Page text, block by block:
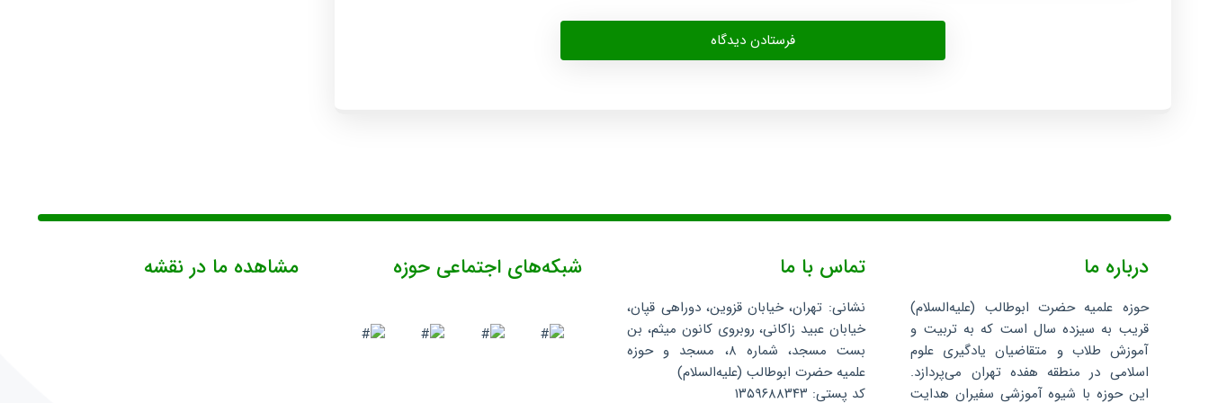
درباره ما
حوزه علمیه حضرت ابوطالب (علیه‌السلام)
قریب به سیزده سال است که به تربیت و
آموزش طلاب و متقاضیان یادگیری علوم
اسلامی در منطقه هفده تهران می‌پردازد.
این حوزه با شیوه آموزشی سفیران هدایت
تماس با ما
نشانی: تهران، خیابان قزوین، دوراهی قپان،
خیابان عبید زاکانی، روبروی کانون میثم، بن
بست مسجد، شماره ۸، مسجد و حوزه
علمیه حضرت ابوطالب (علیه‌السلام)
کد پستی: ۱۳۵۹۶۸۸۳۴۳
شبکه‌های اجتماعی حوزه مشاهده ما در نقشه